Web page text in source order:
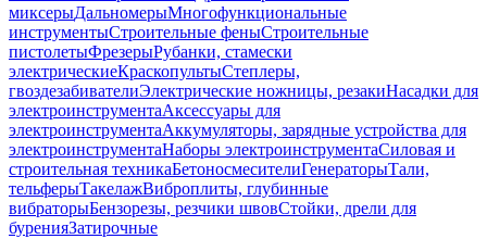
миксерыДальномерыМногофункциональные
инструментыСтроительные феныСтроительные
пистолетыФрезерыРубанки, стамески
электрическиеКраскопультыСтеплеры,
гвоздезабивателиЭлектрические ножницы, резакиНасадки для
электроинструментаАксессуары для
электроинструментаАккумуляторы, зарядные устройства для
электроинструментаНаборы электроинструментаСиловая и
строительная техникаБетоносмесителиГенераторыТали,
тельферыТакелажВиброплиты, глубинные
вибраторыБензорезы, резчики швовСтойки, дрели для
буренияЗатирочные